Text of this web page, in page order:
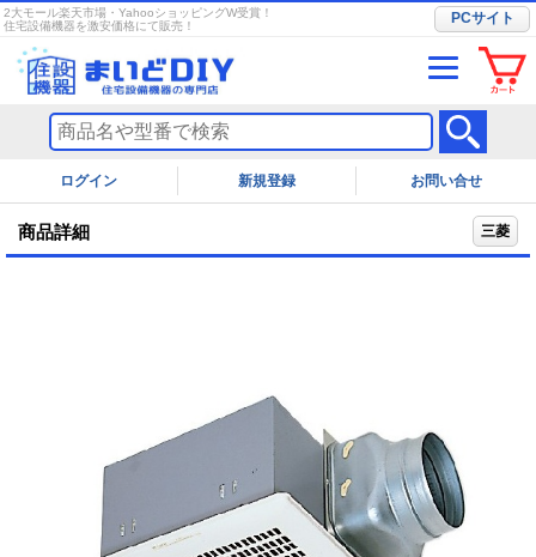
2大モール楽天市場・YahooショッピングW受賞！
住宅設備機器を激安価格にて販売！
PCサイト
ログイン お問い合せ
商品詳細 三菱